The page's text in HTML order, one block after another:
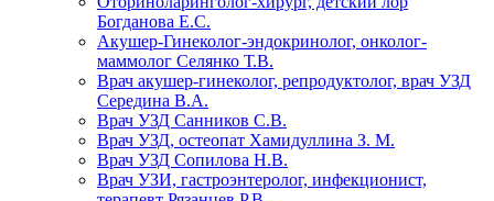
Богданова Е.С.
Акушер-Гинеколог-эндокринолог, онколог-
маммолог Селянко Т.В.
Врач акушер-гинеколог, репродуктолог, врач УЗД
Середина В.А.
Врач УЗД Санников С.В.
Врач УЗД, остеопат Хамидуллина З. М.
Врач УЗД Сопилова Н.В.
Врач УЗИ, гастроэнтеролог, инфекционист,